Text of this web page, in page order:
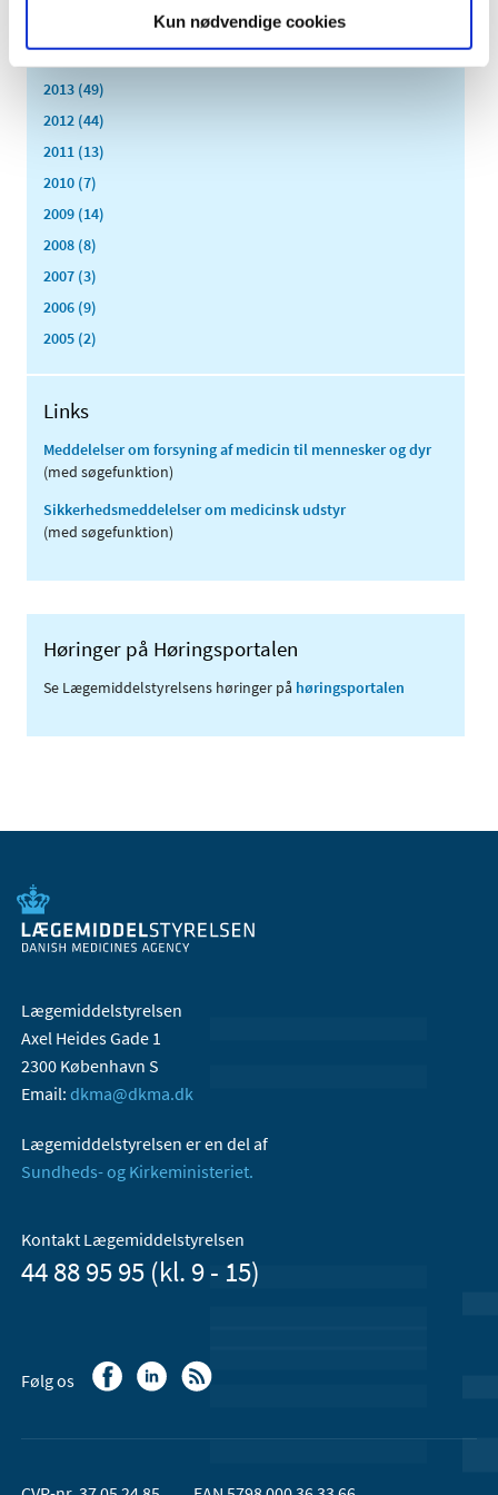
Kun nødvendige cookies
2013 (49)
2012 (44)
2011 (13)
2010 (7)
2009 (14)
2008 (8)
2007 (3)
2006 (9)
2005 (2)
Links
Meddelelser om forsyning af medicin til mennesker og dyr
(med søgefunktion)
Sikkerhedsmeddelelser om medicinsk udstyr
(med søgefunktion)
Høringer på Høringsportalen
Se Lægemiddelstyrelsens høringer på høringsportalen
Lægemiddelstyrelsen
Axel Heides Gade 1
2300 København S
Email: dkma@dkma.dk
Lægemiddelstyrelsen er en del af
Sundheds- og Kirkeministeriet.
Kontakt Lægemiddelstyrelsen
44 88 95 95 (kl. 9 - 15)
Følg os